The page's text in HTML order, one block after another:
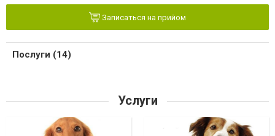
Записаться на прийом
Послуги (14)
Услуги